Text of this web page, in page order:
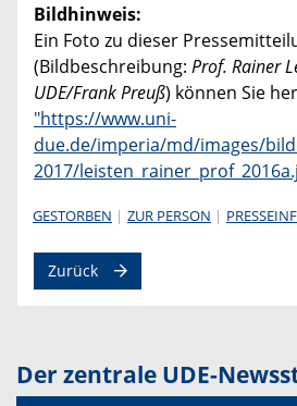
Bildhinweis:
Ein Foto zu dieser
(Bildbeschreibung: Prof. Rainer
UDE/Frank Preuß) können Sie
"https://www.uni-
due.de/imperia/md/images/
2017/
GESTORBEN ZUR PERSON
Zurück
Der zentrale UDE-